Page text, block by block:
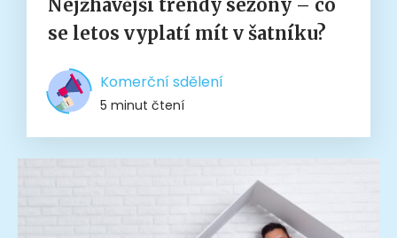
Nejžhavější trendy sezóny – co
se letos vyplatí mít v šatníku?
Komerční sdělení
5 minut čtení